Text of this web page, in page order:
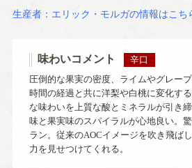
生産者：エリック・モルガの情報はこち
味わいコメント
辛口
圧倒的な果実の密度、ライムやグレー
時間の経過と共に洋梨や白桃に変化す
な味わいを上質な酸とミネラルが引き
味と果実味のスパイラルが心地良い。
ラン。従来のAOCイメージを吹き飛ば
力を見せつけてくれる。